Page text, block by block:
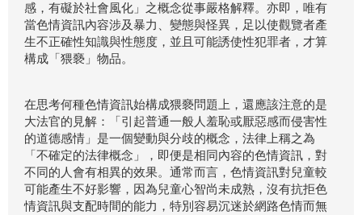
感，有礙於社會風化」之概念從事嚴格解釋。亦即，唯有
當色情資訊內容涉及暴力、變態與怪異，足以使觀覽者產
生不正確性知識與性態度，並且可能誘使性犯罪者，才算
構成「猥褻」物品。
在思考何種色情資訊始構成猥褻問題上，還應該注意的是
大法官的見解：「引起普通一般人羞恥或厭惡感而侵害性
的道德感情」是一個變動與分歧的概念，法律上稱之為
「不確定的法律概念」，即便是相同內容的色情資訊，對
不同的人會有相異的效果。通常而言，色情資訊對兒童較
可能產生不好影響，因為兒童心智尚未成熟，沒有抗拒色
情資訊與支配時間的能力，特別容易沉迷於網路色情而無